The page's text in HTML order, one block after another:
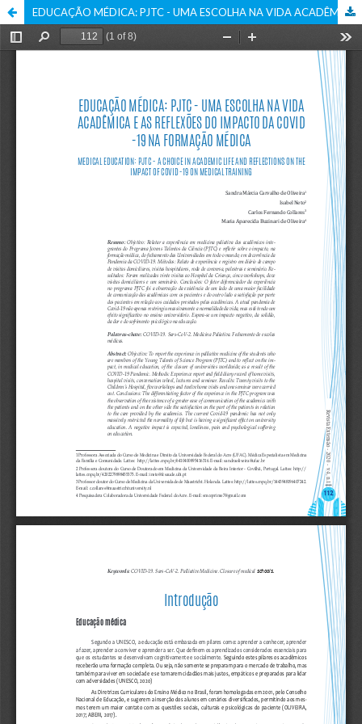
EDUCAÇÃO MÉDICA: PJTC - UMA ESCOLHA NA VIDA ACADÊMICA E AS REFLEXÕES DO IMPACTO DA COVID -19 NA FORMAÇÃO MÉDICA